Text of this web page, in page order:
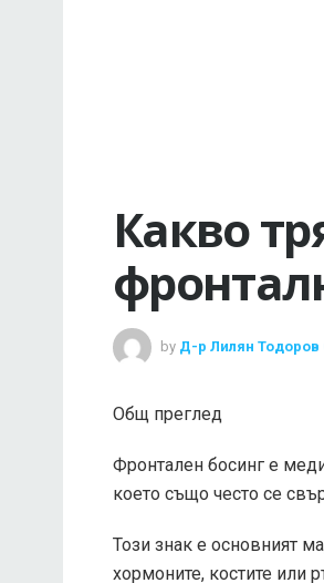
Какво
by Д-р Лилян Тодоров
Общ преглед
Фронтален босинг е
което също често се
Този знак е основният
хормоните, костите или